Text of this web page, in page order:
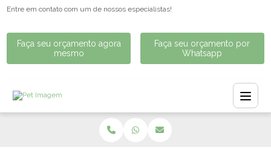
Entre em contato com um de nossos especialistas!
Faça seu orçamento agora
mesmo
Faça seu orçamento por
Whatsapp